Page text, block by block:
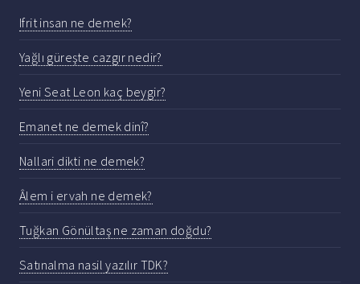
Ifrit insan ne demek?
Yağlı güreşte cazgır nedir?
Yeni Seat Leon kaç beygir?
Emanet ne demek dinî?
Nallari dikti ne demek?
Âlem i ervah ne demek?
Tuğkan Gönültaş ne zaman doğdu?
Satınalma nasil yazılır TDK?